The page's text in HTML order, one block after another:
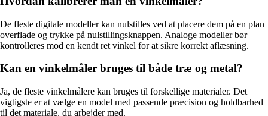
De fleste digitale modeller kan nulstilles ved at placere dem på en plan
overflade og trykke på nulstillingsknappen. Analoge modeller bør
kontrolleres mod en kendt ret vinkel for at sikre korrekt aflæsning.
Kan en vinkelmåler bruges til både træ og metal?
Ja, de fleste vinkelmålere kan bruges til forskellige materialer. Det
vigtigste er at vælge en model med passende præcision og holdbarhed
til det materiale, du arbejder med.